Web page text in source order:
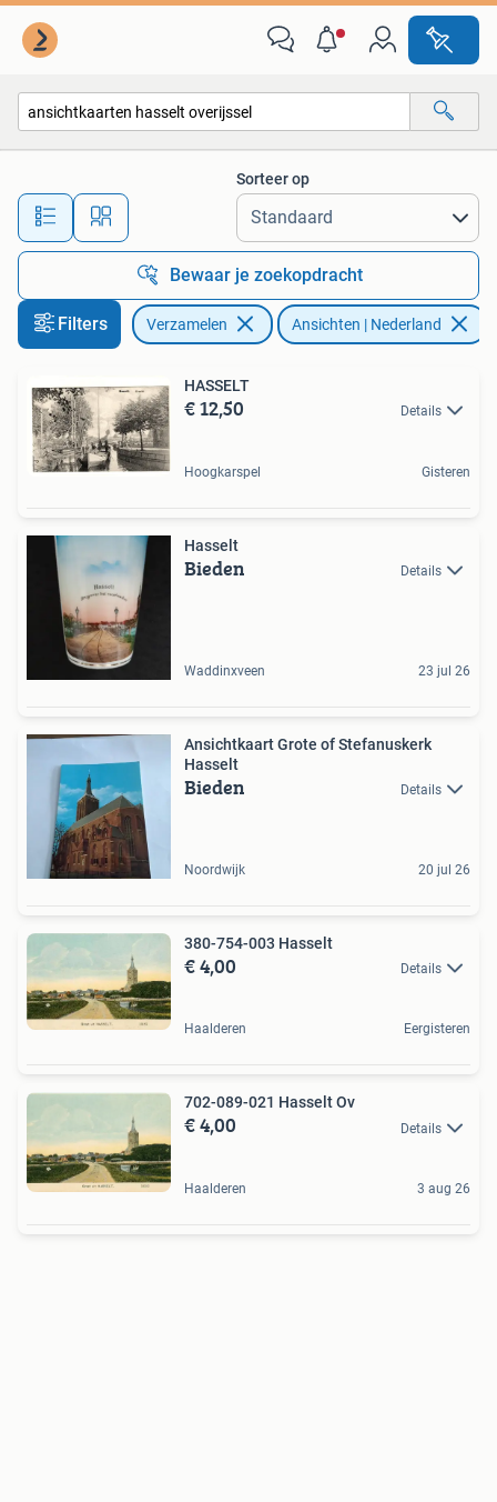
Alle afstanden…
Sorteer op
Bewaar je zoekopdracht
Filters Verzamelen Ansichten | Nederland
HASSELT
€ 12,50 Details
Hoogkarspel Gisteren
Hasselt
Bieden Details
Waddinxveen 23 jul 26
Ansichtkaart Grote of Stefanuskerk
Hasselt
Bieden Details
Noordwijk 20 jul 26
380-754-003 Hasselt
€ 4,00 Details
Haalderen Eergisteren
702-089-021 Hasselt Ov
€ 4,00 Details
Haalderen 3 aug 26